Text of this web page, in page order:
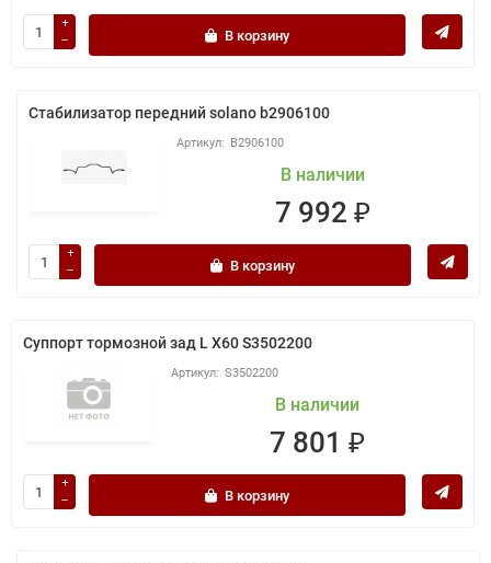
В корзину
Стабилизатор передний solano b2906100
B2906100
В наличии
7 992 ₽
В корзину
Суппорт тормозной зад L X60 S3502200
S3502200
В наличии
7 801 ₽
В корзину